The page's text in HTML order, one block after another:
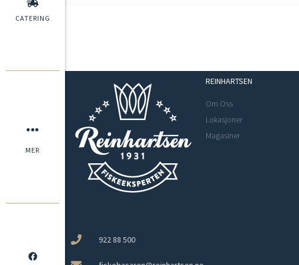
CATERING
MER
922 88 500
REINHARTSEN
Om Oss
Lokasjoner
Magasiner